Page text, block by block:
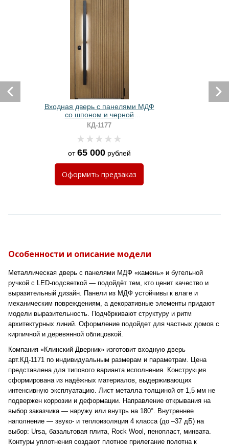
Входная дверь с панелями МДФ
со шпоном и черной
вертикальной ручкой
КД-1177
от65 000рублей
Оформить предзаказ
Особенности и описание модели
Металлическая дверь с панелями МДФ «камень» и бугельной
ручкой с LED-подсветкой — подойдёт тем, кто ценит качество и
выразительный дизайн. Панели из МДФ устойчивы к влаге и
механическим повреждениям, а декоративные элементы придают
модели выразительность. Подчёркивают структуру и ритм
архитектурных линий. Оформление подойдет для частных домов с
кирпичной и деревянной облицовкой.
Компания «Клинский Дверник» изготовит входную дверь
арт.КД-1171 по индивидуальным размерам и параметрам. Цена
представлена для типового варианта исполнения. Конструкция
сформирована из надёжных материалов, выдерживающих
интенсивную эксплуатацию. Лист металла толщиной от 1,5 мм не
подвержен коррозии и деформации. Направление открывания на
выбор заказчика — наружу или внутрь на 180°. Внутреннее
наполнение — звуко- и теплоизоляция 4 класса (до –37 дБ) на
выбор: Ursa, базальтовая плита, Rock Wool, пенопласт, минвата.
Контуры уплотнения создают плотное прилегание полотна к